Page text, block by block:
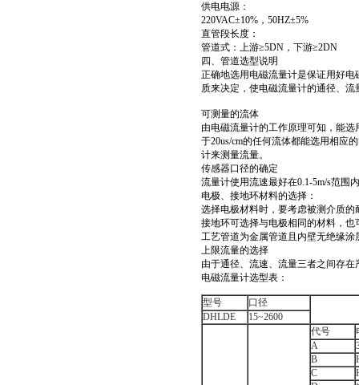
供电电源：
220VAC±10%，50HZ±5%
直管段长度：
管道式：上游≥5DN，下游≥2DN
四、管道选型说明
正确地选用电磁流量计是保证用好
质来决定，使电磁流量计的通径、
可测量的流体
由电磁流量计的工作原理可知，能
于20us/cm的任何流体都能选用相应
计来测量流量。
传感器口径的确定
流量计使用流速最好在0.1-5m/s范围
电极、接地环材料的选择：
选择电极材料时，要考虑被测介质
接地环可选择与电极相同的材料，
工艺管道为金属管道且内壁无绝缘
上限流量的选择
由于通径、流速、流量三者之间存
电磁流量计选型表：
型号
口径
DHLDE
15~2600
代号
A
B
C